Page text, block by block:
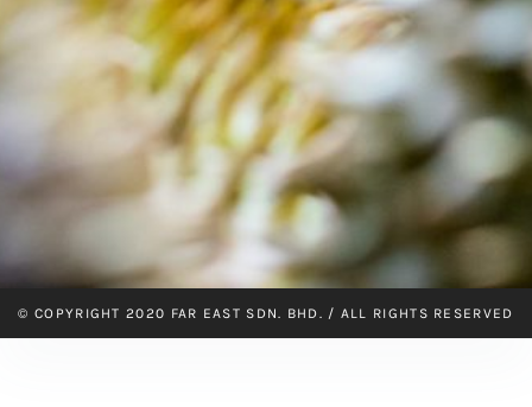
© COPYRIGHT 2020 FAR EAST SDN. BHD. / ALL RIGHTS RESERVED